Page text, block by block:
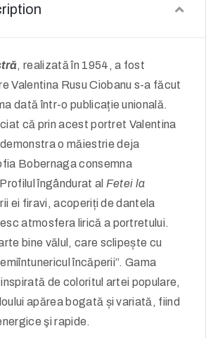
, realizată în 1954, a fost
Valentina Rusu Ciobanu s-a făcut
dată într-o publicație unională.
că prin acest portret Valentina
o măiestrie deja
Bobernaga consemna
îngândurat al Fetei la
ei firavi, acoperiți de dantela
atmosfera lirică a portretului.
bine vălul, care sclipește cu
încăperii”. Gama
de coloritul artei populare,
apărea bogată și variată, fiind
şi rapide.